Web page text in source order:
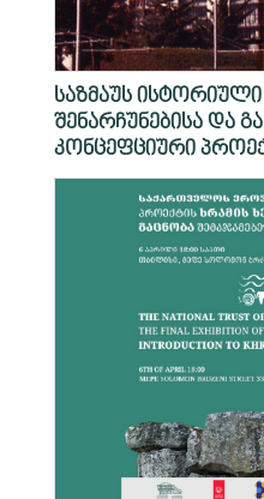
საზმაუს ისტორიული
შენარჩუნებისა და
კონცეფციური